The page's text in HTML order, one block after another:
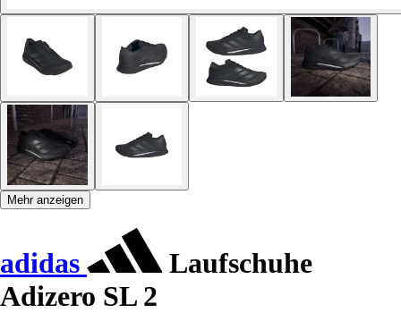
Mehr anzeigen
adidas
Laufschuhe
Adizero SL 2